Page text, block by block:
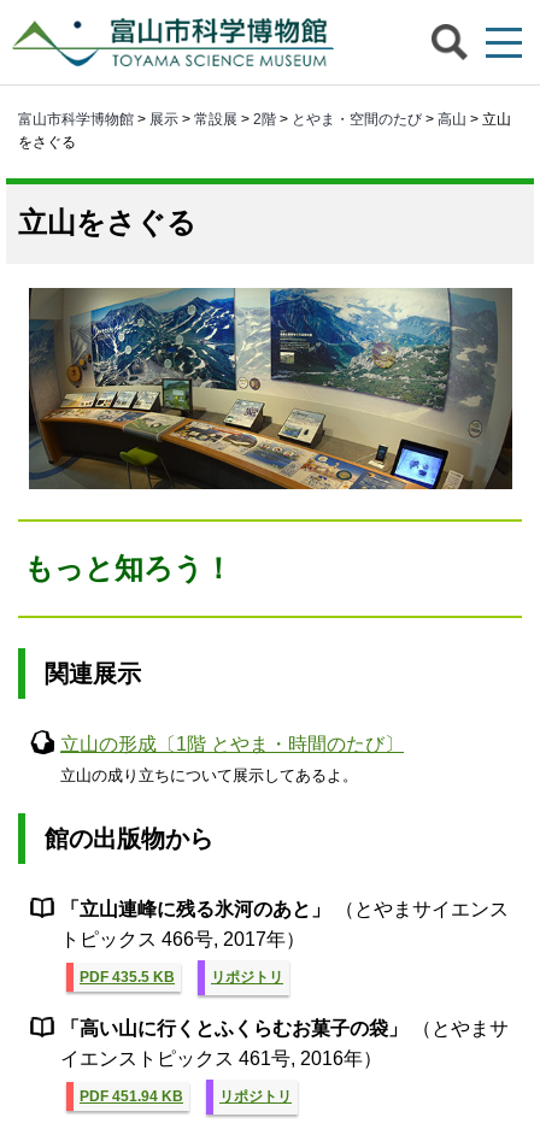
富山市科学博物館 > 展示 > 常設展 > 2階 > とやま・空間のたび > 高山 > 立山
をさぐる
立山をさぐる
もっと知ろう！
関連展示
立山の形成〔1階 とやま・時間のたび〕
立山の成り立ちについて展示してあるよ。
館の出版物から
「立山連峰に残る氷河のあと」
（とやまサイエンス
トピックス 466号, 2017年）
PDF 435.5 KB リポジトリ
「高い山に行くとふくらむお菓子の袋」
（とやまサ
イエンストピックス 461号, 2016年）
PDF 451.94 KB リポジトリ